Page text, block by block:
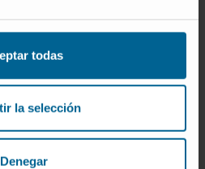
todas
la selección
Denegar
colaborações em livros